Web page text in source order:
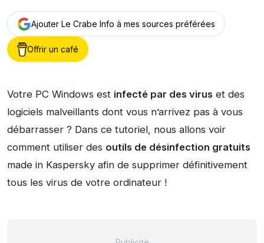
Ajouter Le Crabe Info à mes sources préférées
Offrir un café
Votre PC Windows est infecté par des virus et des
logiciels malveillants dont vous n’arrivez pas à vous
débarrasser ? Dans ce tutoriel, nous allons voir
comment utiliser des outils de désinfection gratuits
made in Kaspersky afin de supprimer définitivement
tous les virus de votre ordinateur !